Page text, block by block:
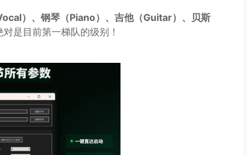
）、钢琴（Piano）、吉他（Guitar）、贝斯
对是目前第一梯队的级别！